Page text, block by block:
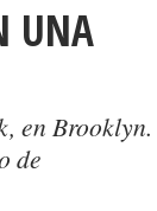
UNA
en Brooklyn.
de